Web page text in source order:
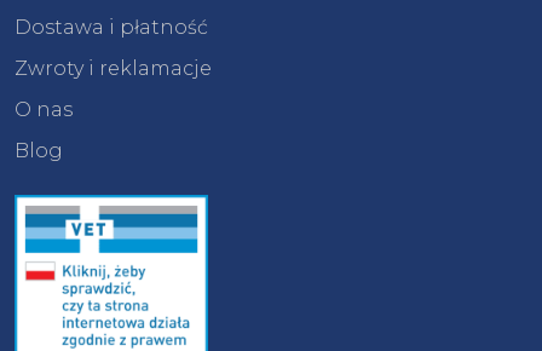
Dostawa i płatność
Zwroty i reklamacje
O nas
Blog